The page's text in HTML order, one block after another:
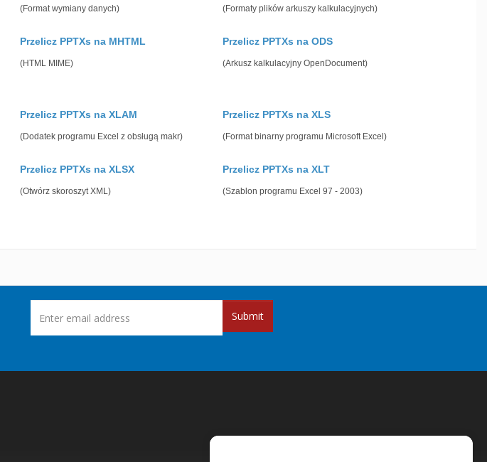
(Format wymiany danych) (Formaty plików arkuszy kalkulacyjnych)
Przelicz PPTXs na MHTML
(HTML MIME)
Przelicz PPTXs na ODS
(Arkusz kalkulacyjny OpenDocument)
Przelicz PPTXs na XLAM
(Dodatek programu Excel z obsługą makr)
Przelicz PPTXs na XLS
(Format binarny programu Microsoft Excel)
Przelicz PPTXs na XLSX
(Otwórz skoroszyt XML)
Przelicz PPTXs na XLT
(Szablon programu Excel 97 - 2003)
Submit